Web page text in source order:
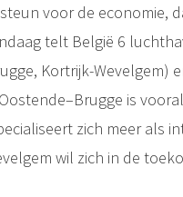
voor de economie,
telt België 6
Kortrijk-Wevelgem)
is
zich meer als
wil zich in de